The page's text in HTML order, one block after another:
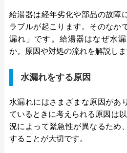
給湯器は経年劣化や部品の故障
ラブルが起こります。そのなか
漏れ」です。給湯器はなぜ水
か。原因や対処の流れを解説しま
水漏れをする原因
水漏れにはさまざまな原因があ
ているときに考えられる原因は
況によって緊急性が異なるため
することが大切です。